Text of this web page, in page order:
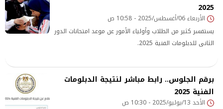
2025
الأربعاء 06/أغسطس/2025 - 10:58 ص
يستفسر كثير من الطلاب وأولياء الأمور عن موعد امتحانات الدور
الثانى للدبلومات الفنية 2025.
برقم الجلوس.. رابط مباشر لنتيجة الدبلومات
الفنية 2025
الأحد 13/يوليو/2025 - 10:30 ص